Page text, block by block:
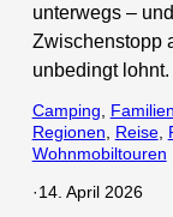
unterwegs –
Zwischenstopp
unbedingt lohnt.
Camping
Regionen
Reise,
Wohnmobiltouren
·14. April 2026